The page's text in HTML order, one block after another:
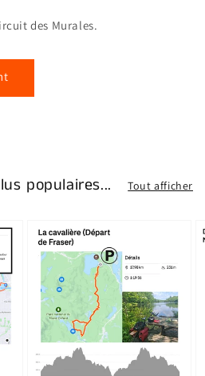
des Murales.
populaires... Tout afficher